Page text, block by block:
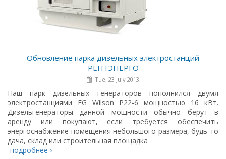
Обновление парка дизельных электростанций
РЕНТЭНЕРГО
Tue, 23 July 2013
Наш парк дизельных генераторов пополнился двумя
электростанциями FG Wilson P22-6 мощностью 16 кВт.
Дизельгенераторы данной мощности обычно берут в
аренду или покупают, если требуется обеспечить
энергоснабжение помещения небольшого размера, будь то
дача, склад или строительная площадка
подробнее ›